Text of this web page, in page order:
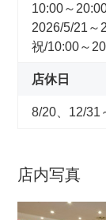
日本代理店ブ
アウトレット
10:00～
2026/5/21
祝/10:00～
店休日
8/20、12/31
店内写真